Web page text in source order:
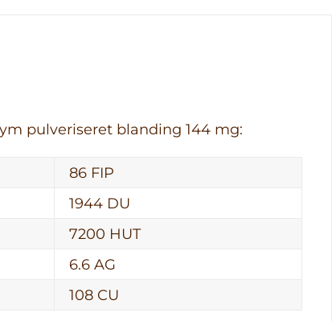
pulveriseret blanding 144 mg:
86 FIP
1944 DU
7200 HUT
6.6 AG
108 CU